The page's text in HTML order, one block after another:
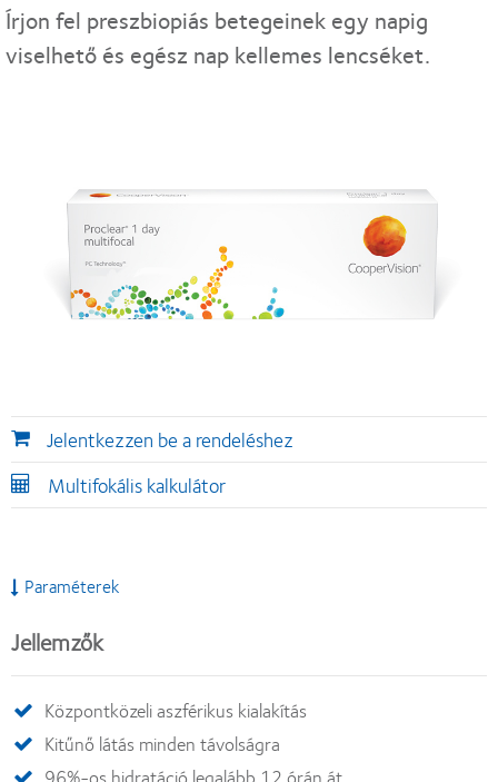
Írjon fel preszbiopiás betegeinek egy napig
viselhető és egész nap kellemes lencséket.
Jelentkezzen be a rendeléshez
Multifokális kalkulátor
Paraméterek
Jellemzők
Központközeli aszférikus kialakítás
Kitűnő látás minden távolságra